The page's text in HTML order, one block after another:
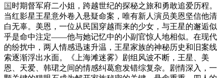
国 时期督军府二小姐，跨越世纪的探秘之旅和勇敢追爱历程。
当红影星王星意外卷入悬疑命案，唯有新人演员美恩坚信他清
白无辜。美恩，一位从民国穿越而来的少女，与王星的邂逅似
乎是命中注定——他与她记忆中的小副官惊人地相似。在现代
的纷扰中，两人情感迅速升温，王星家族的神秘历史和旧案线
索逐渐浮出水面。《上海滩迷雾》剧组风波不断，王星、美
恩、天爱、韩珺之间的情感纠葛愈发错综复杂。剧情深入，一